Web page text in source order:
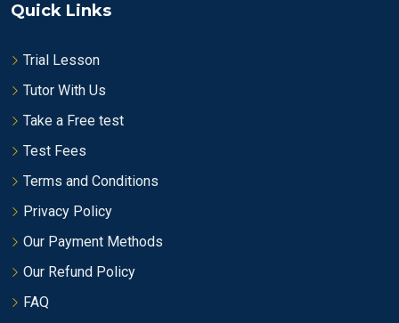
Quick Links
Trial Lesson
Tutor With Us
Take a Free test
Test Fees
Terms and Conditions
Privacy Policy
Our Payment Methods
Our Refund Policy
FAQ